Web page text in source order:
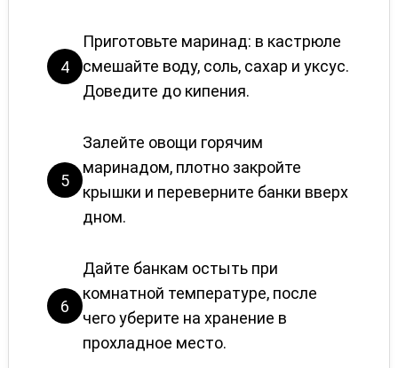
4
Приготовьте маринад: в кастрюле
смешайте воду, соль, сахар и уксус.
Доведите до кипения.
5
Залейте овощи горячим
маринадом, плотно закройте
крышки и переверните банки вверх
дном.
6
Дайте банкам остыть при
комнатной температуре, после
чего уберите на хранение в
прохладное место.